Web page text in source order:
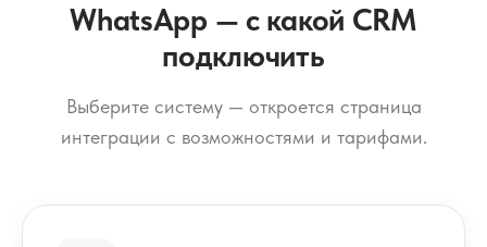
WhatsApp — с какой CRM
подключить
Выберите систему — откроется страница
интеграции с возможностями и тарифами.